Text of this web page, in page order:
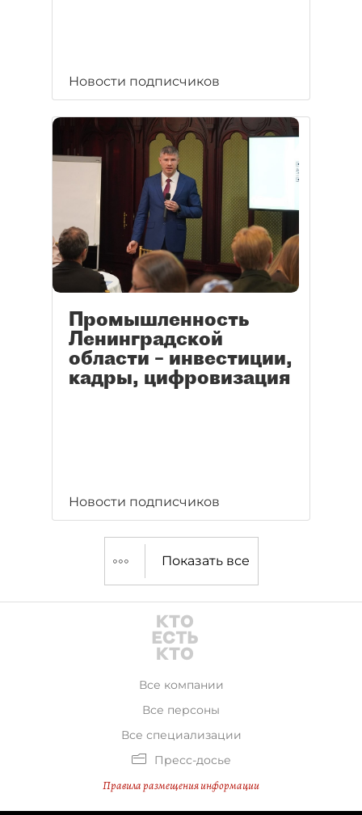
Новости подписчиков
Промышленность
Ленинградской
области – инвестиции,
кадры, цифровизация
Новости подписчиков
Показать все
Все компании
Все персоны
Все специализации
Пресс-досье
Правила размещения информации